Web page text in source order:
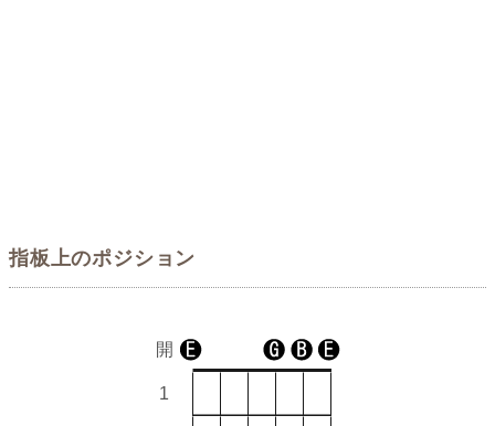
指板上のポジション
開
1